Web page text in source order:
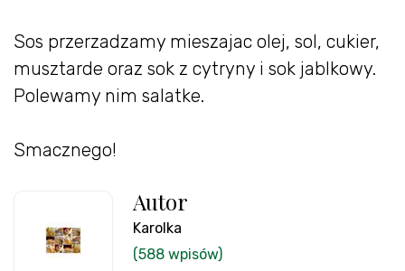
Sos przerzadzamy mieszajac olej, sol, cukier,
musztarde oraz sok z cytryny i sok jablkowy.
Polewamy nim salatke.
Smacznego!
Autor
Karolka
(588 wpisów)